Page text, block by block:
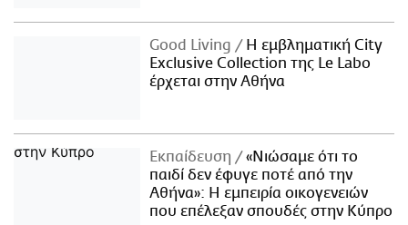
Good Living
Η εμβληματική City
Exclusive Collection της Le Labo
έρχεται στην Αθήνα
Εκπαίδευση
«Νιώσαμε ότι το
παιδί δεν έφυγε ποτέ από την
Αθήνα»: Η εμπειρία οικογενειών
που επέλεξαν σπουδές στην Κύπρο